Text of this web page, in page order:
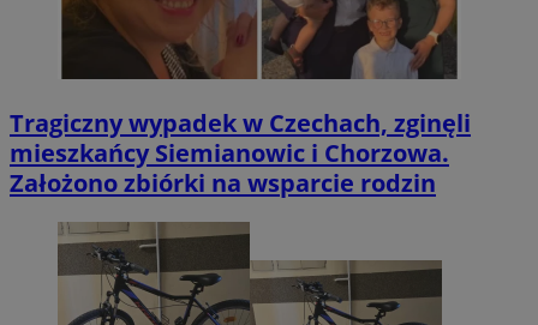
Tragiczny wypadek w Czechach, zginęli
mieszkańcy Siemianowic i Chorzowa.
Założono zbiórki na wsparcie rodzin